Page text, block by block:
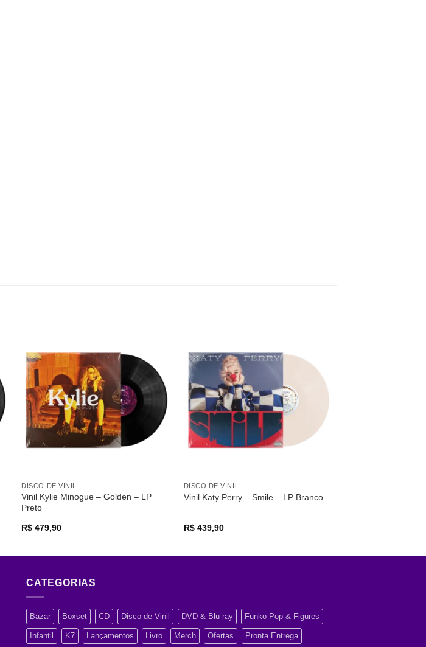
Adicionar
a lista de
desejos
DISCO DE VINIL
Vinil Kylie Minogue – Golden – LP
Preto
R$ 479,90
Adicionar
a lista de
desejos
DISCO DE VINIL
Vinil Katy Perry – Smile – LP Branco
R$439,90
CATEGORIAS
Bazar Boxset CD Disco de Vinil DVD & Blu-ray Funko Pop & Figures
Infantil K7 Lançamentos Livro Merch Ofertas Pronta Entrega